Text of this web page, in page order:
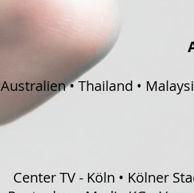
Australien • Thailand •
Center TV - Köln • Kölner